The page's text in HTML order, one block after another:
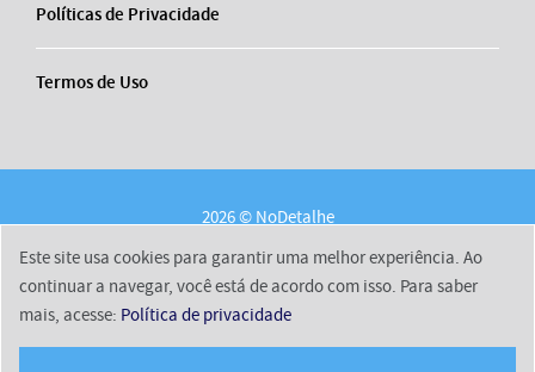
Políticas de Privacidade
Termos de Uso
2026 © NoDetalhe
Sobre a WebGo Content
Políticas de Privacidade
Termos de Uso
Este site usa cookies para garantir uma melhor experiência. Ao
continuar a navegar, você está de acordo com isso. Para saber
mais, acesse: Política de privacidade